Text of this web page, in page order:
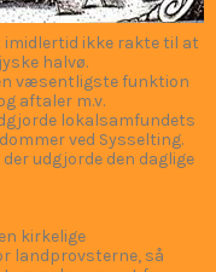
ikke rakte til at
halvø.
aftaler m.v.
lokalsamfundets
ved Sysselting.